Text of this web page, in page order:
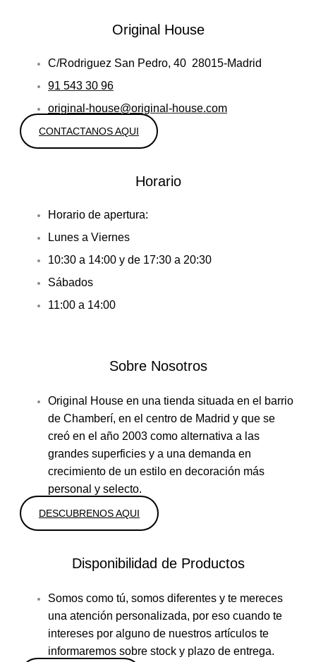
Original House
C/Rodriguez San Pedro, 40 28015-Madrid
91 543 30 96
original-house@original-house.com
CONTACTANOS AQUI
Horario
Horario de apertura:
Lunes a Viernes
10:30 a 14:00 y de 17:30 a 20:30
Sábados
11:00 a 14:00
Sobre Nosotros
Original House en una tienda situada en el barrio
de Chamberí, en el centro de Madrid y que se
creó en el año 2003 como alternativa a las
grandes superficies y a una demanda en
crecimiento de un estilo en decoración más
personal y selecto.
DESCUBRENOS AQUI
Disponibilidad de Productos
Somos como tú, somos diferentes y te mereces
una atención personalizada, por eso cuando te
intereses por alguno de nuestros artículos te
informaremos sobre stock y plazo de entrega.